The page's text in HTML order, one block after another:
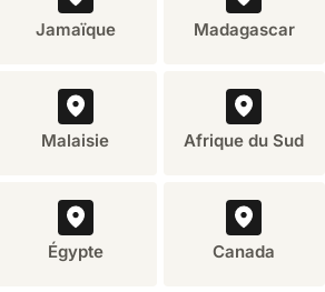
Jamaïque Madagascar
Malaisie Afrique du Sud
Égypte Canada